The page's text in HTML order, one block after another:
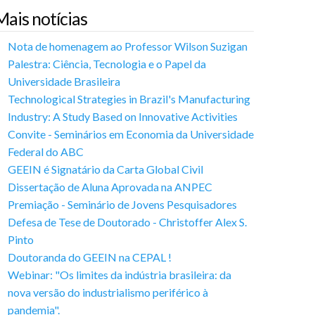
notícias
Nota de homenagem ao Professor Wilson Suzigan
Palestra: Ciência, Tecnologia e o Papel da
Universidade Brasileira
Technological Strategies in Brazil's Manufacturing
Industry: A Study Based on Innovative Activities
Convite - Seminários em Economia da Universidade
Federal do ABC
GEEIN é Signatário da Carta Global Civil
Dissertação de Aluna Aprovada na ANPEC
Premiação - Seminário de Jovens Pesquisadores
Defesa de Tese de Doutorado - Christoffer Alex S.
Pinto
Doutoranda do GEEIN na CEPAL !
Webinar: "Os limites da indústria brasileira: da
nova versão do industrialismo periférico à
pandemia".